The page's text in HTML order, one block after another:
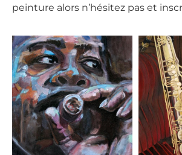
peinture alors n’hésitez pas et